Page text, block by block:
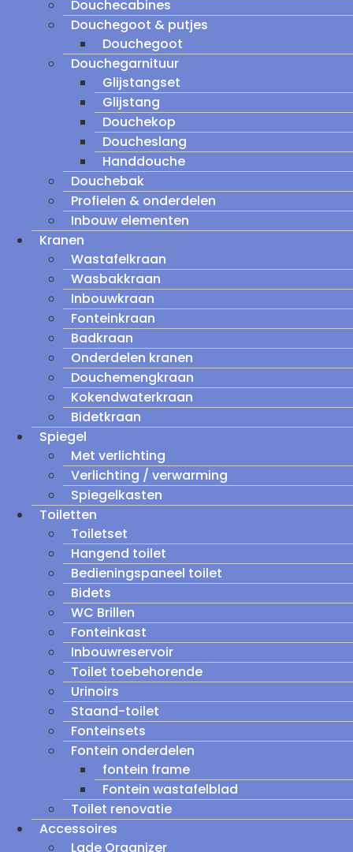
Douchecabines
Douchegoot & putjes
Douchegoot
Douchegarnituur
Glijstangset
Glijstang
Douchekop
Doucheslang
Handdouche
Douchebak
Profielen & onderdelen
Inbouw elementen
Kranen
Wastafelkraan
Wasbakkraan
Inbouwkraan
Fonteinkraan
Badkraan
Onderdelen kranen
Douchemengkraan
Kokendwaterkraan
Bidetkraan
Spiegel
Met verlichting
Verlichting / verwarming
Spiegelkasten
Toiletten
Toiletset
Hangend toilet
Bedieningspaneel toilet
Bidets
WC Brillen
Fonteinkast
Inbouwreservoir
Toilet toebehorende
Urinoirs
Staand-toilet
Fonteinsets
Fontein onderdelen
fontein frame
Fontein wastafelblad
Toilet renovatie
Accessoires
Lade Organizer